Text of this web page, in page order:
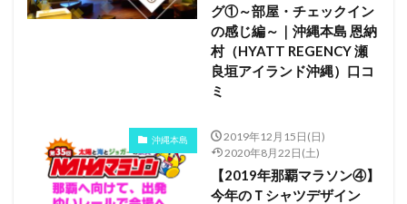
グ①～部屋・チェックイン
の感じ編～｜沖縄本島 恩納
村（HYATT REGENCY 瀬
良垣アイランド沖縄）口コ
ミ
沖縄本島
2019年12月15日(日)
2020年8月22日(土)
【2019年那覇マラソン④】
今年のＴシャツデザイン